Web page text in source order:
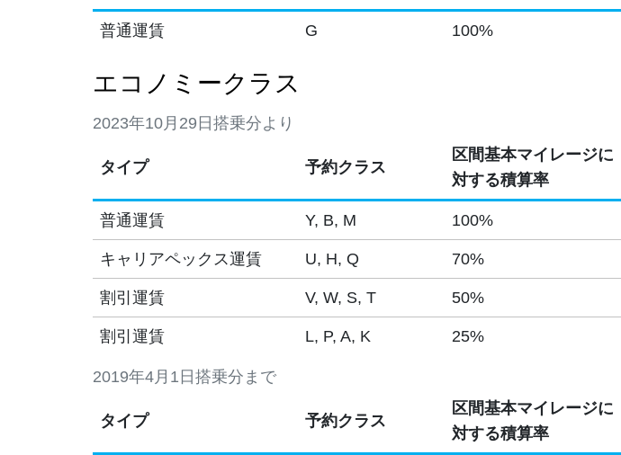
普通運賃 G 100%
エコノミークラス
2023年10月29日搭乗分より
タイプ 予約クラス
区間基本マイレージに
対する積算率
普通運賃 Y, B, M 100%
キャリアペックス運賃 U, H, Q 70%
割引運賃 V, W, S, T 50%
割引運賃 L, P, A, K 25%
2019年4月1日搭乗分まで
タイプ 予約クラス
区間基本マイレージに
対する積算率